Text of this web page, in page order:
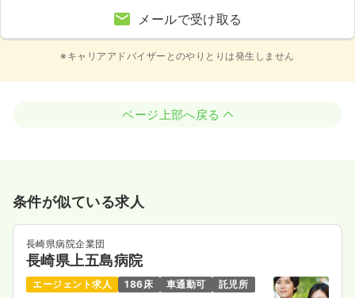
メールで受け取る
※キャリアアドバイザーとのやりとりは発生しません
ページ上部へ戻る
条件が似ている求人
長崎県病院企業団
長崎県上五島病院
エージェント求人 186床 車通勤可
託児所